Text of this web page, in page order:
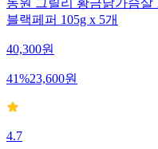
동원 그릴리 황금닭가슴살
블랙페퍼 105g x 5개
40,300원
41%23,600원
4.7